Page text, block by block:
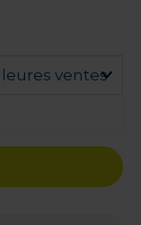
ventes